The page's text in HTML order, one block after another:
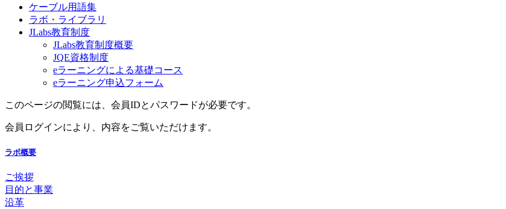
ケーブル用語集
ラボ・ライブラリ
JLabs教育制度
JLabs教育制度概要
JQE資格制度
eラーニングによる基礎コース
eラーニング申込フォーム
このページの閲覧には、会員IDとパスワードが必要です。
会員ログインにより、内容をご覧いただけます。
ラボ概要
ご挨拶
目的と事業
沿革